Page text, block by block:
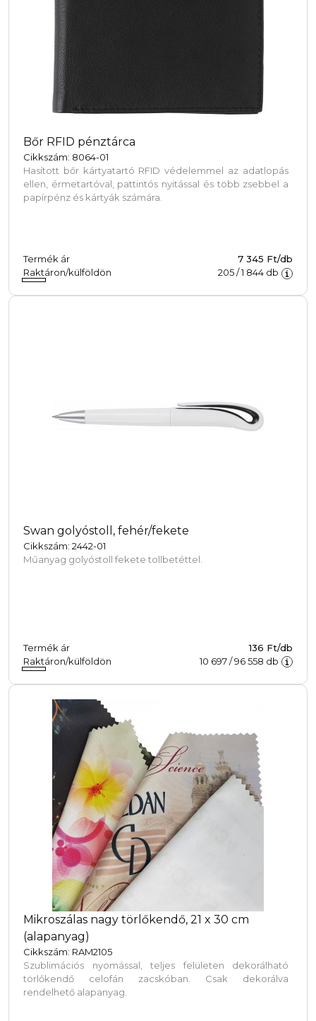
Bőr RFID pénztárca
Cikkszám: 8064-01
Hasított bőr kártyatartó RFID védelemmel az adatlopás
ellen, érmetartóval, pattintós nyitással és több zsebbel a
papírpénz és kártyák számára.
Termék ár
7 345 Ft/db
Raktáron/külföldön
205/1 844 db
Swan golyóstoll, fehér/fekete
Cikkszám: 2442-01
Műanyag golyóstoll fekete tollbetéttel.
Termék ár
136 Ft/db
Raktáron/külföldön
10 697/96 558 db
Mikroszálas nagy törlőkendő, 21 x 30 cm
(alapanyag)
Cikkszám: RAM2105
Szublimációs nyomással, teljes felületen dekorálható
törlőkendő celofán zacskóban. Csak dekorálva
rendelhető alapanyag.